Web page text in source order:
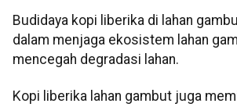
Budidaya kopi liberika di lahan
dalam menjaga ekosistem lahan
mencegah degradasi lahan.
Kopi liberika lahan gambut juga